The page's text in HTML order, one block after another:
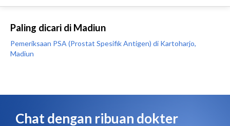
Paling dicari di Madiun
Pemeriksaan PSA (Prostat Spesifik Antigen) di Kartoharjo,
Madiun